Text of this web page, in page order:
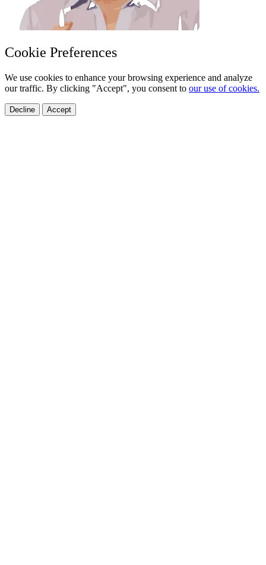
Cookie Preferences
We use cookies to enhance your browsing experience and analyze
our traffic. By clicking "Accept", you consent to our use of cookies.
Decline Accept